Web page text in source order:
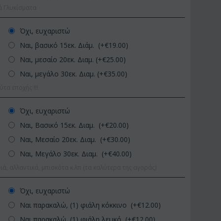
ΚΩΔΙΚΟΣ: Afp1
Ορχιδέα φαλαίνοψις σε
γυάλινο βάζο
€ 45.00 € 39.99
Όχι, ευχαριστώ
Ναι, βασικό 15εκ. Διάμ. (+€19.00)
Ναι, μεσαίο 20εκ. Διαμ. (+€25.00)
Ναι, μεγάλο 30εκ. Διαμ. (+€35.00)
Όχι, ευχαριστώ
Ναι, Βασικό 15εκ. Διαμ. (+€20.00)
Ναι, Μεσαίο 20εκ. Διαμ. (+€30.00)
Ναι, Μεγάλο 30εκ. Διαμ. (+€40.00)
Όχι, ευχαριστώ
Ναι παρακαλώ, (1) φιάλη κόκκινο (+€12.00)